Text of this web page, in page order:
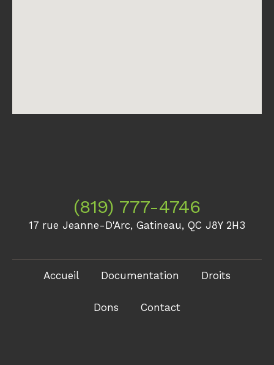
(819) 777-4746
17 rue Jeanne-D'Arc, Gatineau, QC J8Y 2H3
Accueil Documentation Droits
Dons Contact